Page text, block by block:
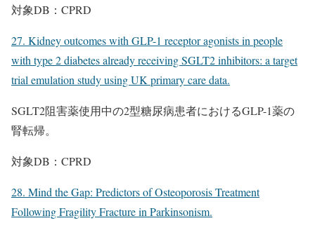
対象DB：CPRD
27. Kidney outcomes with GLP-1 receptor agonists in people
with type 2 diabetes already receiving SGLT2 inhibitors: a target
trial emulation study using UK primary care data.
SGLT2阻害薬使用中の2型糖尿病患者におけるGLP-1薬の
腎転帰。
対象DB：CPRD
28. Mind the Gap: Predictors of Osteoporosis Treatment
Following Fragility Fracture in Parkinsonism.